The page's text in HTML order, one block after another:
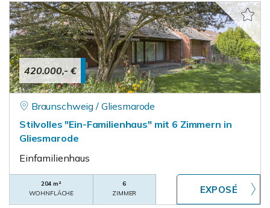
420.000,- €
Braunschweig / Gliesmarode
Stilvolles "Ein-Familienhaus" mit 6 Zimmern in
Gliesmarode
Einfamilienhaus
204 m²
WOHNFLÄCHE
6
ZIMMER